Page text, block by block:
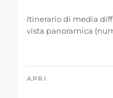
Itinerario di media
vista panoramica
APRI